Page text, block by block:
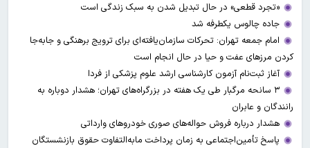
«تجرد قطعی» در حال تبدیل شدن به سبک زندگی است
جاده چالوس یکطرفه شد
امام جمعه تهران: تحرکات سازمان‌یافته‌ای برای ترویج برهنگی و جابه‌جا
کردن مرزهای عفت و حیا در حال انجام است
آغاز ثبت‌نام‌ آزمون کارشناسی ارشد علوم پزشکی از فردا
۳ سانحه مرگبار طی یک هفته در بزرگراه‌های تهران؛ هشدار دوباره به
رانندگان و عابران
هشدار درباره فروش حواله‌های صوری خودروهای وارداتی
پاسخ تأمین‌اجتماعی به زمان پرداخت مابه‌التفاوت حقوق بازنشستگان